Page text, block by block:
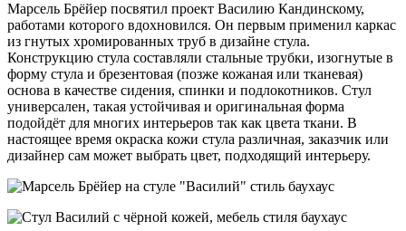
Марсель Брёйер посвятил проект Василию Кандинскому,
работами которого вдохновился. Он первым применил каркас
из гнутых хромированных труб в дизайне стула.
Конструкцию стула составляли стальные трубки, изогнутые в
форму стула и брезентовая (позже кожаная или тканевая)
основа в качестве сидения, спинки и подлокотников. Стул
универсален, такая устойчивая и оригинальная форма
подойдёт для многих интерьеров так как цвета ткани. В
настоящее время окраска кожи стула различная, заказчик или
дизайнер сам может выбрать цвет, подходящий интерьеру.